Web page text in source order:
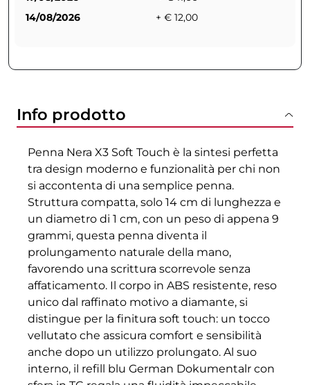
14/08/2026
+ € 12,00
Info prodotto
Penna Nera X3 Soft Touch è la sintesi perfetta
tra design moderno e funzionalità per chi non
si accontenta di una semplice penna.
Struttura compatta, solo 14 cm di lunghezza e
un diametro di 1 cm, con un peso di appena 9
grammi, questa penna diventa il
prolungamento naturale della mano,
favorendo una scrittura scorrevole senza
affaticamento. Il corpo in ABS resistente, reso
unico dal raffinato motivo a diamante, si
distingue per la finitura soft touch: un tocco
vellutato che assicura comfort e sensibilità
anche dopo un utilizzo prolungato. Al suo
interno, il refill blu German Dokumentalr con